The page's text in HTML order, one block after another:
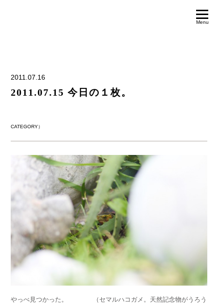
Menu
2011.07.16
2011.07.15 今日の１枚。
CATEGORY）
やっべ見つかった。 （セマルハコガメ。天然記念物がうろう